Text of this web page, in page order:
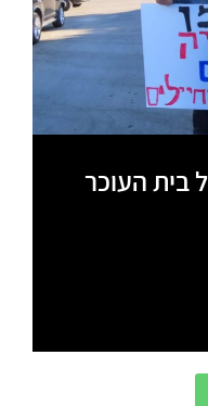
בית העוכר